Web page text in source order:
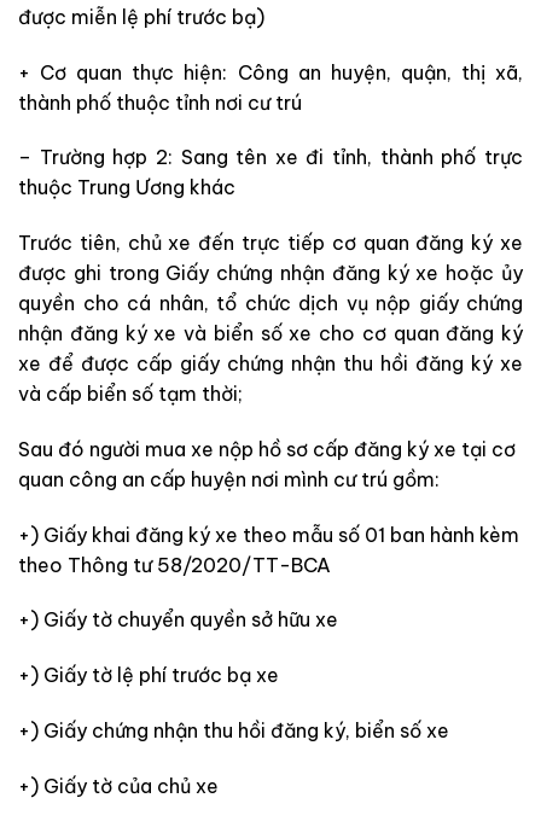
được miễn lệ phí trước bạ)
+ Cơ quan thực hiện: Công an huyện, quận, thị xã,
thành phố thuộc tỉnh nơi cư trú
– Trường hợp 2: Sang tên xe đi tỉnh, thành phố trực
thuộc Trung Ương khác
Trước tiên, chủ xe đến trực tiếp cơ quan đăng ký xe
được ghi trong Giấy chứng nhận đăng ký xe hoặc ủy
quyền cho cá nhân, tổ chức dịch vụ nộp giấy chứng
nhận đăng ký xe và biển số xe cho cơ quan đăng ký
xe để được cấp giấy chứng nhận thu hồi đăng ký xe
và cấp biển số tạm thời;
Sau đó người mua xe nộp hồ sơ cấp đăng ký xe tại cơ
quan công an cấp huyện nơi mình cư trú gồm:
+) Giấy khai đăng ký xe theo mẫu số 01 ban hành kèm
theo Thông tư 58/2020/TT-BCA
+) Giấy tờ chuyển quyền sở hữu xe
+) Giấy tờ lệ phí trước bạ xe
+) Giấy chứng nhận thu hồi đăng ký, biển số xe
+) Giấy tờ của chủ xe